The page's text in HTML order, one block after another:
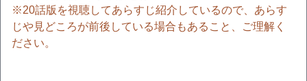
※20話版を視聴してあらすじ紹介しているので、あらす
じや見どころが前後している場合もあること、ご理解く
ださい。